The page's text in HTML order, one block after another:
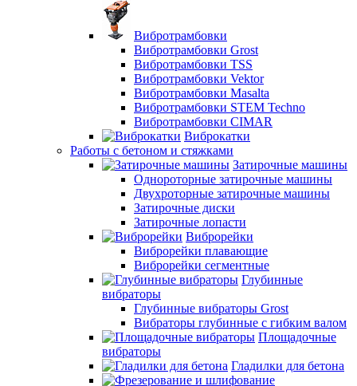
Вибротрамбовки
Вибротрамбовки Grost
Вибротрамбовки TSS
Вибротрамбовки Vektor
Вибротрамбовки Masalta
Вибротрамбовки STEM Techno
Вибротрамбовки CIMAR
Виброкатки
Работы с бетоном и стяжками
Затирочные машины
Однороторные затирочные машины
Двухроторные затирочные машины
Затирочные диски
Затирочные лопасти
Виброрейки
Виброрейки плавающие
Виброрейки сегментные
Глубинные
вибраторы
Глубинные вибраторы Grost
Вибраторы глубинные с гибким валом
Площадочные
вибраторы
Гладилки для бетона